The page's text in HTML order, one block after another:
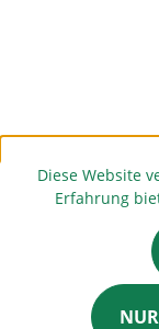
Diese Website
Erfahrung